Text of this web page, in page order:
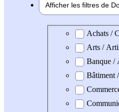
Afficher les filtres de
Domaine Achats /
Arts /
Banque /
Bâtiment